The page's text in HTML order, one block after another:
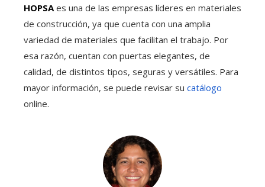
HOPSA es una de las empresas líderes en materiales
de construcción, ya que cuenta con una amplia
variedad de materiales que facilitan el trabajo. Por
esa razón, cuentan con puertas elegantes, de
calidad, de distintos tipos, seguras y versátiles. Para
mayor información, se puede revisar su catálogo
online.